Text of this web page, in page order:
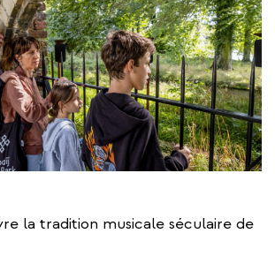
la tradition musicale séculaire de